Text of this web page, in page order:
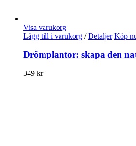
Visa varukorg
Lägg till i varukorg / Detaljer Köp
Drömplantor: skapa den
349 kr